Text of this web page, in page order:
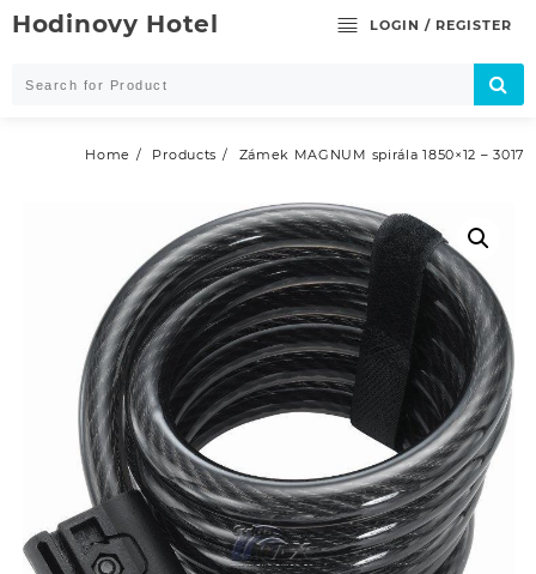
Skip
toHodinovy Hotel LOGIN / REGISTER
Home Products Zámek MAGNUM spirála 1850×12 – 3017